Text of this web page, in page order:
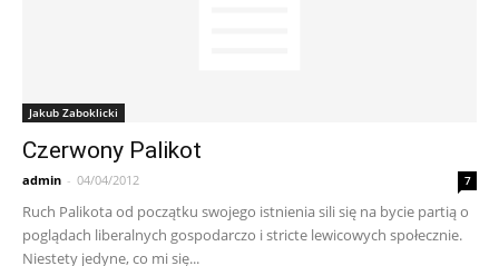
Jakub Zaboklicki
Czerwony Palikot
admin - 04/04/2012 7
Ruch Palikota od początku swojego istnienia sili się na bycie partią o
poglądach liberalnych gospodarczo i stricte lewicowych społecznie.
Niestety jedyne, co mi się...